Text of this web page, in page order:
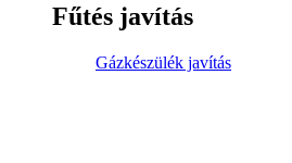
Fűtés javítás
Gázkészülék javítás